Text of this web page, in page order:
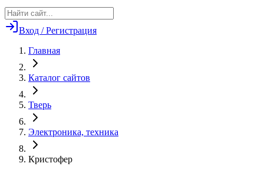
Вход / Регистрация
Главная
Каталог сайтов
Тверь
Электроника, техника
Кристофер